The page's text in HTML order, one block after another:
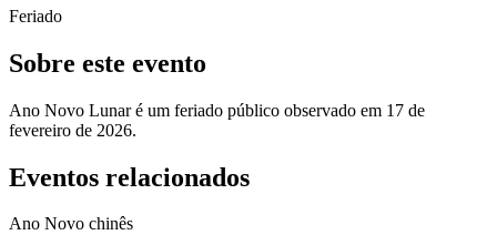
Feriado
Sobre este evento
Ano Novo Lunar é um feriado público observado em 17 de
fevereiro de 2026.
Eventos relacionados
Ano Novo chinês